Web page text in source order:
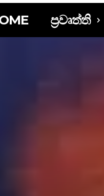
ප්‍රවෘත්ති